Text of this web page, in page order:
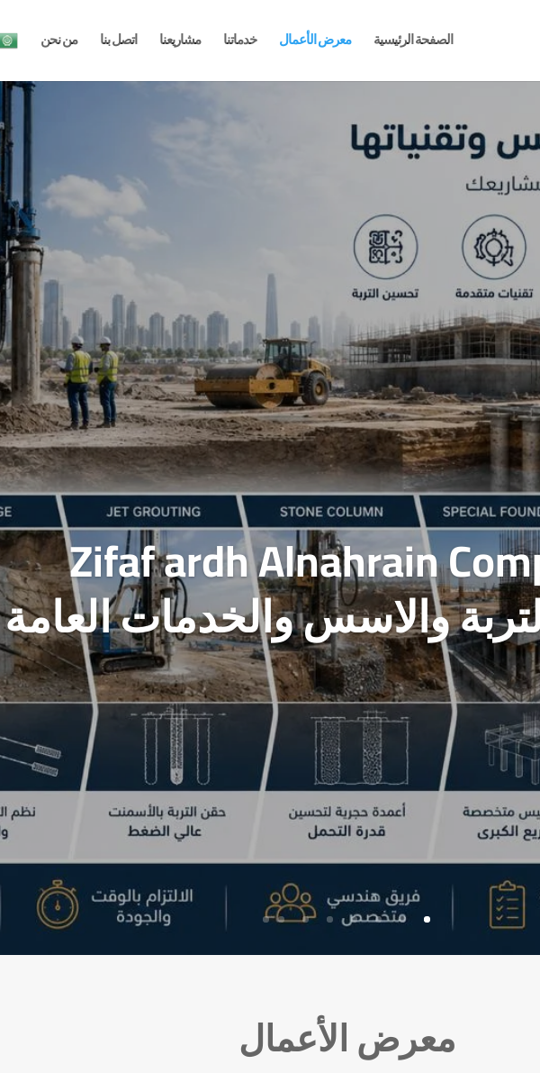
الصفحة الرئيسية معرض الأعمال خدماتنا مشاريعنا اتصل بنا من نحن
Zifaf ardh Alnahrain
والاسس والخدمات العامة
معرض الأعمال